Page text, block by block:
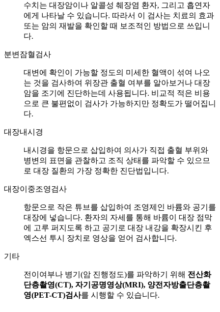
수치는 대장암이나 알콜성 췌장염 환자, 그리고 흡연자
에게 나타날 수 있습니다. 따라서 이 검사는 치료의 효과
또는 암의 재발을 확인할 때 보조적인 방법으로 쓰입니
다.
분변잠혈검사
대변에 확인이 가능할 정도의 미세한 혈액이 섞여 나오
는 것을 검사하여 위장관 출혈 여부를 알아보거나 대장
암을 조기에 진단하는데 사용됩니다. 비교적 적은 비용
으로 큰 불편없이 검사가 가능하지만 정확도가 떨어집니
다.
대장내시경
내시경을 항문으로 삽입하여 의사가 직접 출혈 부위와
병변의 표면을 관찰하고 조직 상태를 파악할 수 있으므
로 대장 질환의 가장 정확한 진단법입니다.
대장이중조영검사
항문으로 작은 튜브를 삽입하여 조영제인 바륨와 공기를
대장에 넣습니다. 환자의 자세를 통해 바륨이 대장 점막
에 고루 퍼지도록 하고 공기로 대장 내강을 확장시킨 후
엑스선 투시 장치로 영상을 얻어 검사합니다.
기타
전이여부나 병기(암 진행정도)를 파악하기 위해 전산화
단층촬영(CT), 자기공명영상(MRI), 양전자방출단층촬
영(PET-CT)검사를 시행할 수 있습니다.